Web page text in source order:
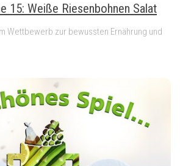
15: Weiße Riesenbohnen Salat
Wettbewerb zur bewussten Ernährung und